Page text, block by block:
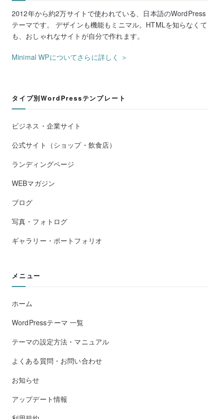
2012年から約2万サイトで使われている、日本語のWordPress
テーマです。 デザインも機能もミニマル。HTMLを知らなくて
も、おしゃれなサイトが自分で作れます。
Minimal WPについてさらに詳しく ＞
タイプ別WordPressテンプレート
ビジネス・企業サイト
公式サイト（ショップ・飲食店）
ランディングページ
WEBマガジン
ブログ
写真・フォトログ
ギャラリー・ポートフォリオ
メニュー
ホーム
WordPressテーマ 一覧
テーマの設定方法・マニュアル
よくある質問・お問い合わせ
お知らせ
アップデート情報